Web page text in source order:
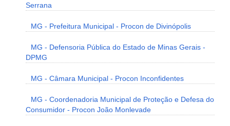
Serrana
MG - Prefeitura Municipal - Procon de Divinópolis
MG - Defensoria Pública do Estado de Minas Gerais -
DPMG
MG - Câmara Municipal - Procon Inconfidentes
MG - Coordenadoria Municipal de Proteção e Defesa do
Consumidor - Procon João Monlevade